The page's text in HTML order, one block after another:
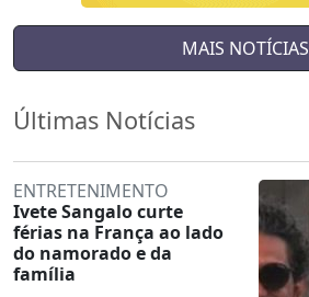
MAIS NOTÍCIAS
Últimas Notícias
ENTRETENIMENTO
Ivete Sangalo curte
férias na França ao lado
do namorado e da
família